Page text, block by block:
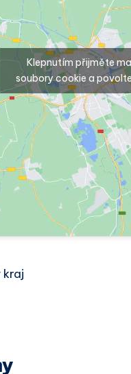
Klepnutím přijměte
soubory cookie a
kraj